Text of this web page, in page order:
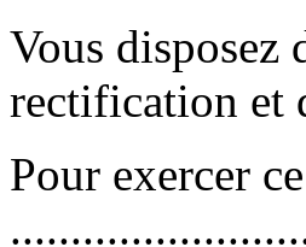
Vous disposez
rectification et
Pour exercer